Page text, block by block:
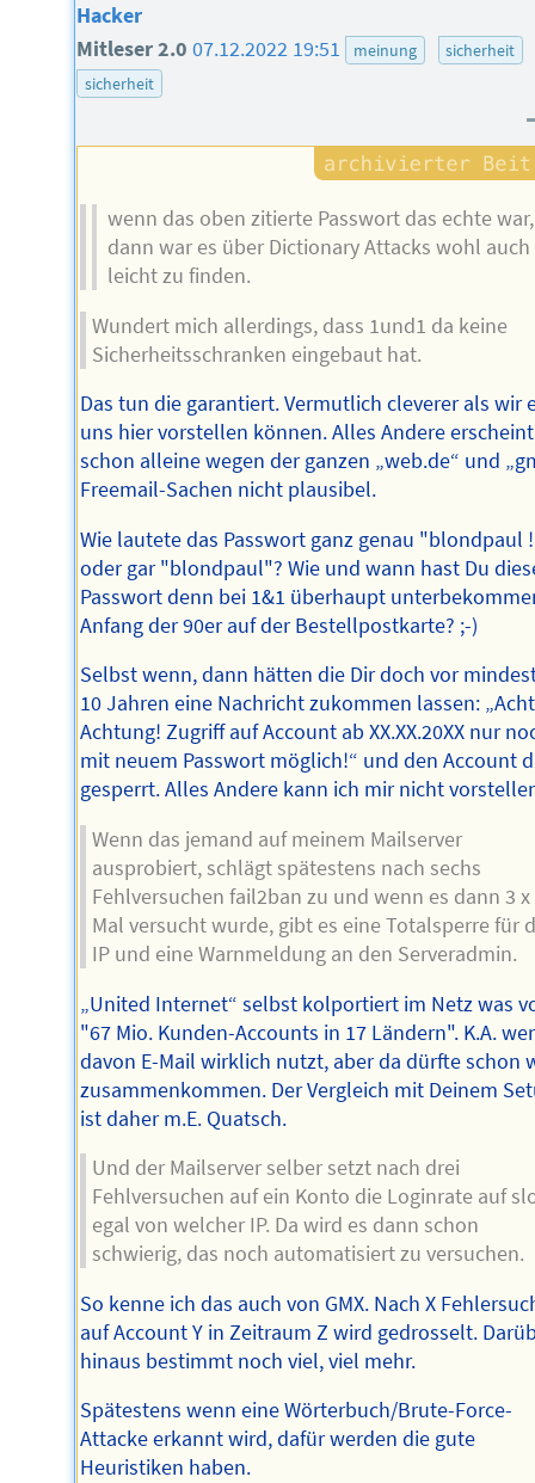
Hacker
Mitleser 2.007.12.2022 19:51 meinung
sicherheit
sicherheit
wenn das oben zitierte Passwort das echte war,
dann war es über Dictionary Attacks wohl auch
leicht zu finden.
Wundert mich allerdings, dass 1und1 da keine
Sicherheitsschranken eingebaut hat.
Das tun die garantiert. Vermutlich cleverer als wir
uns hier vorstellen können. Alles Andere erscheint
schon alleine wegen der ganzen „web.de“ und
Freemail-Sachen nicht plausibel.
Wie lautete das Passwort ganz genau "blondpaul
oder gar "blondpaul"? Wie und wann hast Du
Passwort denn bei 1&1 überhaupt
Anfang der 90er auf der Bestellpostkarte? ;-)
Selbst wenn, dann hätten die Dir doch vor
10 Jahren eine Nachricht zukommen lassen:
Achtung! Zugriff auf Account ab XX.XX.20XX nur
mit neuem Passwort möglich!“ und den Account
gesperrt. Alles Andere kann ich mir nicht
Wenn das jemand auf meinem Mailserver
ausprobiert, schlägt spätestens nach sechs
Fehlversuchen fail2ban zu und wenn es dann 3 x
Mal versucht wurde, gibt es eine Totalsperre für
IP und eine Warnmeldung an den Serveradmin.
„United Internet“ selbst kolportiert im Netz was
"67 Mio. Kunden-Accounts in 17 Ländern". K.A. wer
davon E-Mail wirklich nutzt, aber da dürfte schon
zusammenkommen. Der Vergleich mit Deinem
ist daher m.E. Quatsch.
Und der Mailserver selber setzt nach drei
Fehlversuchen auf ein Konto die Loginrate auf
egal von welcher IP. Da wird es dann schon
schwierig, das noch automatisiert zu versuchen.
So kenne ich das auch von GMX. Nach X
auf Account Y in Zeitraum Z wird gedrosselt.
hinaus bestimmt noch viel, viel mehr.
Spätestens wenn eine Wörterbuch/Brute-Force-
Attacke erkannt wird, dafür werden die gute
Heuristiken haben.